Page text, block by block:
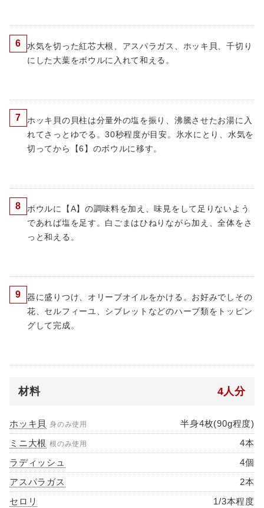
6
水気を切った紅芯大根、アスパラガス、ホッキ貝、千切り
にした大葉をボウルに入れて和える。
7
ホッキ貝の貝柱は分量外の塩を振り、沸騰させたお湯に入
れてさっとゆでる。30秒程度が目安。氷水にとり、水気を
切ってから【6】のボウルに移す。
8
ボウルに【A】の調味料を加え、味見をして足りないよう
であれば塩を足す。白ごまはひねりながら加え、全体をさ
っと和える。
9
器に盛りつけ、オリーブオイルをかける。お好みでしその
花、セルフィーユ、シブレットなどのハーブ類をトッピン
グして完成。
材料 4人分
ホッキ貝 身のみ使用
半身4枚(90g程度)
ミニ大根 根のみ使用
4本
ラディッシュ
4個
アスパラガス
2本
セロリ
1/3本程度